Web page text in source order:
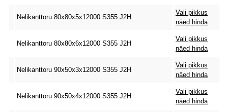
Nelikanttoru 80x80x5x12000 S355 J2H
Vali pikkus
näed hinda
Nelikanttoru 80x80x6x12000 S355 J2H
Vali pikkus
näed hinda
Nelikanttoru 90x50x3x12000 S355 J2H
Vali pikkus
näed hinda
Nelikanttoru 90x50x4x12000 S355 J2H
Vali pikkus
näed hinda